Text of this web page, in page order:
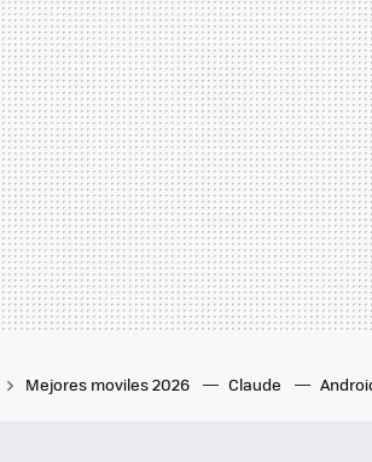
Mejores moviles 2026 Claude